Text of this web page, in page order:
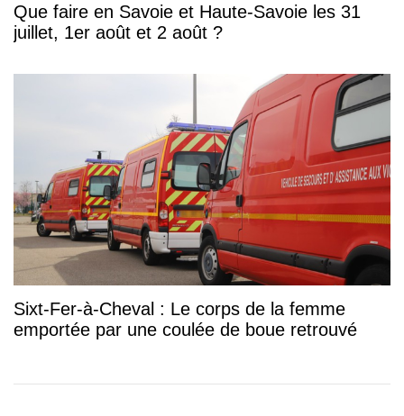
Que faire en Savoie et Haute-Savoie les 31
juillet, 1er août et 2 août ?
Sixt-Fer-à-Cheval : Le corps de la femme
emportée par une coulée de boue retrouvé